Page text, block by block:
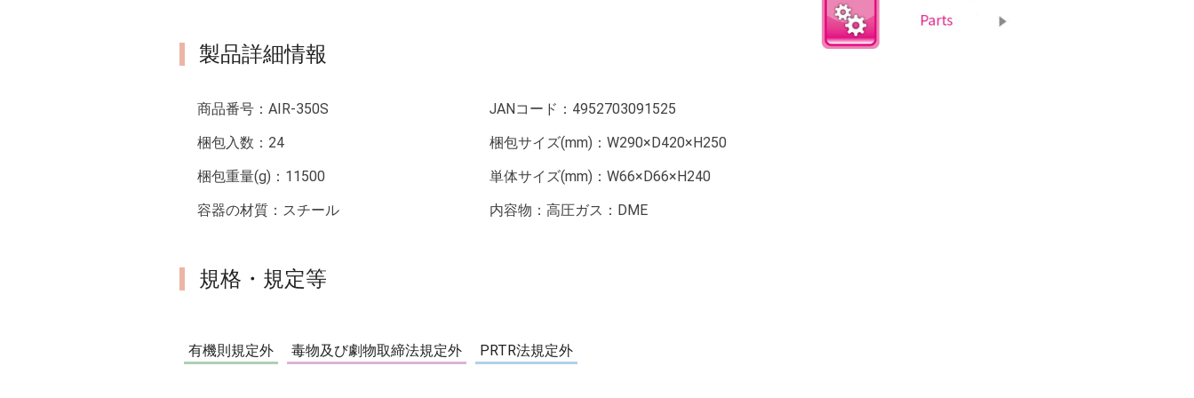
製品詳細情報
商品番号： AIR-350S JANコード： 4952703091525
梱包入数： 24 梱包サイズ(mm)：W290×D420×H250
梱包重量(g)： 11500 単体サイズ(mm)：W66×D66×H240
容器の材質： スチール 内容物：高圧ガス：DME
規格・規定等
有機則規定外 毒物及び劇物取締法規定外 PRTR法規定外